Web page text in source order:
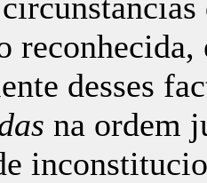
desses
na ordem